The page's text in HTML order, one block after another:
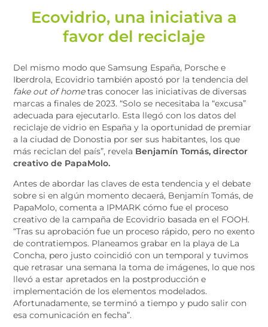
Ecovidrio, una iniciativa a
favor del reciclaje
Del mismo modo que Samsung España, Porsche e
Iberdrola, Ecovidrio también apostó por la tendencia del
fake out of hometras conocer las iniciativas de diversas
marcas a finales de 2023. “Solo se necesitaba la “excusa”
adecuada para ejecutarlo. Esta llegó con los datos del
reciclaje de vidrio en España y la oportunidad de premiar
a la ciudad de Donostia por ser sus habitantes, los que
más reciclan del país”, revela Benjamín Tomás, director
creativo de PapaMolo.
Antes de abordar las claves de esta tendencia y el debate
sobre si en algún momento decaerá, Benjamín Tomás, de
PapaMolo, comenta a IPMARK cómo fue el proceso
creativo de la campaña de Ecovidrio basada en el FOOH.
“Tras su aprobación fue un proceso rápido, pero no exento
de contratiempos. Planeamos grabar en la playa de La
Concha, pero justo coincidió con un temporal y tuvimos
que retrasar una semana la toma de imágenes, lo que nos
llevó a estar apretados en la postproducción e
implementación de los elementos modelados.
Afortunadamente, se terminó a tiempo y pudo salir con
esa comunicación en fecha”.